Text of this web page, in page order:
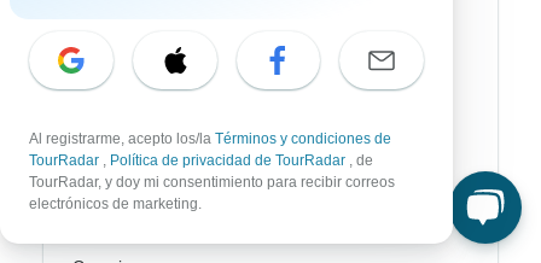
Japón
Nueva Zelanda
Sri Lanka
Tailandia
Al registrarme, acepto los/la Términos y condiciones de
TourRadar , Política de privacidad de TourRadar , de
TourRadar, y doy mi consentimiento para recibir correos
electrónicos de marketing.